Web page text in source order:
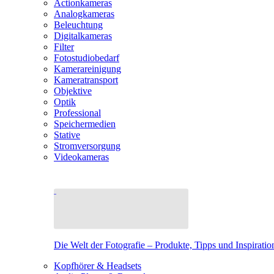
Actionkameras
Analogkameras
Beleuchtung
Digitalkameras
Filter
Fotostudiobedarf
Kamerareinigung
Kameratransport
Objektive
Optik
Professional
Speichermedien
Stative
Stromversorgung
Videokameras
Die Welt der Fotografie – Produkte, Tipps und
Kopfhörer & Headsets